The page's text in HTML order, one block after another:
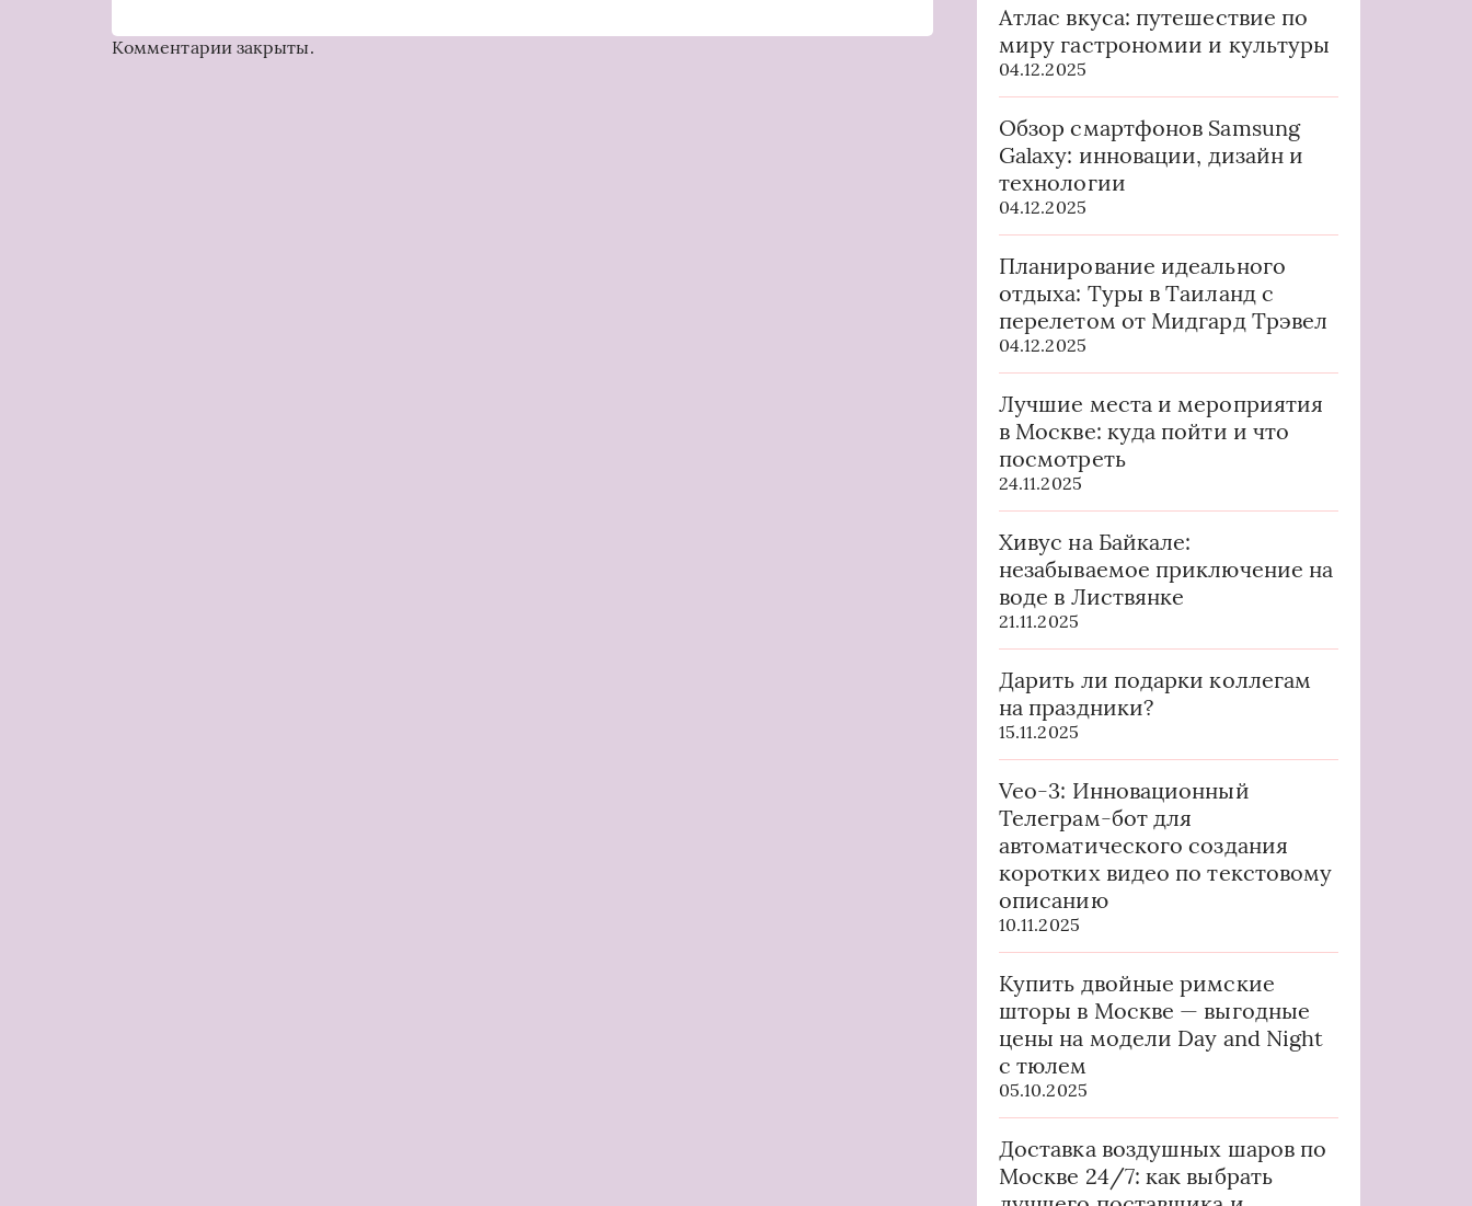
Комментарии закрыты.
Атлас вкуса: путешествие по
миру гастрономии и культуры
04.12.2025
Обзор смартфонов Samsung
Galaxy: инновации, дизайн и
технологии
04.12.2025
Планирование идеального
отдыха: Туры в Таиланд с
перелетом от Мидгард Трэвел
04.12.2025
Лучшие места и мероприятия
в Москве: куда пойти и что
посмотреть
24.11.2025
Хивус на Байкале:
незабываемое приключение на
воде в Листвянке
21.11.2025
Дарить ли подарки коллегам
на праздники?
15.11.2025
Veo-3: Инновационный
Телеграм-бот для
автоматического создания
коротких видео по текстовому
описанию
10.11.2025
Купить двойные римские
шторы в Москве — выгодные
цены на модели Day and Night
с тюлем
05.10.2025
Доставка воздушных шаров по
Москве 24/7: как выбрать